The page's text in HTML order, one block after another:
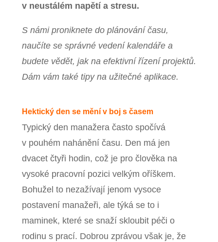
v neustálém napětí a stresu.
S námi proniknete do plánování času,
naučíte se správné vedení kalendáře a
budete vědět, jak na efektivní řízení projektů.
Dám vám také tipy na užitečné aplikace.
Hektický den se mění v boj s časem
Typický den manažera často spočívá
v pouhém nahánění času. Den má jen
dvacet čtyři hodin, což je pro člověka na
vysoké pracovní pozici velkým oříškem.
Bohužel to nezažívají jenom vysoce
postavení manažeři, ale týká se to i
maminek, které se snaží skloubit péči o
rodinu s prací. Dobrou zprávou však je, že